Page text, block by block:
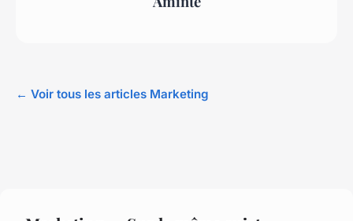
← Voir tous les articles Marketing